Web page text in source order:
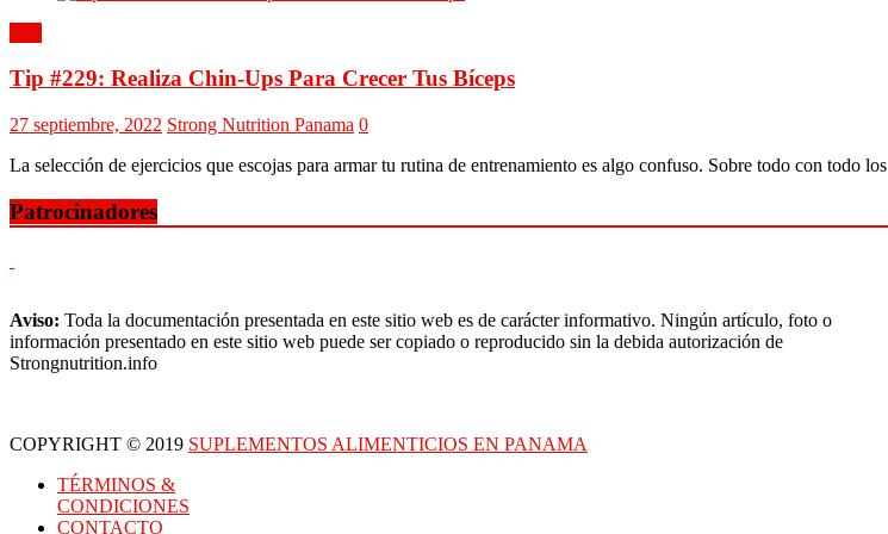
Tip #229: Realiza Chin-Ups Para Crecer Tus Bíceps
27 septiembre, 2022 Strong Nutrition Panama 0
La selección de ejercicios que escojas para armar tu rutina de entrenamiento es algo confuso. Sobre todo con todo los
Patrocinadores
Aviso: Toda la documentación presentada en este sitio web es de carácter informativo. Ningún artículo, foto o
información presentado en este sitio web puede ser copiado o reproducido sin la debida autorización de
Strongnutrition.info
COPYRIGHT © 2019 SUPLEMENTOS ALIMENTICIOS EN PANAMA
TÉRMINOS &
CONDICIONES
CONTACTO